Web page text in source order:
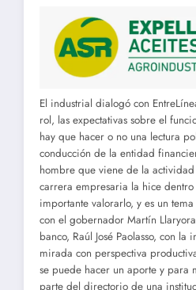
El industrial dialogó con
rol, las expectativas sobre el
hay que hacer o no una lectura
conducción de la entidad
hombre que viene de la
carrera empresaria la hice
importante valorarlo, y es un
con el gobernador Martín
banco, Raúl José Paolasso, con
mirada con perspectiva
se puede hacer un aporte y para
parte del directorio de una